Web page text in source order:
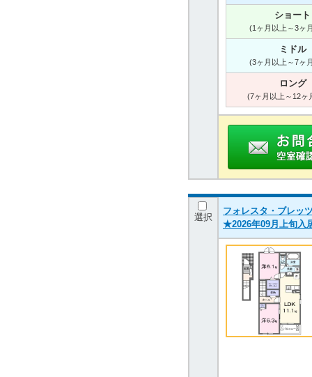
ショート
(1ヶ月以上～3ヶ
ミドル
(3ヶ月以上～7ヶ
ロング
(7ヶ月以上～12ヶ
選択
フォレスタ・ブレッ
★2026年09月上旬入